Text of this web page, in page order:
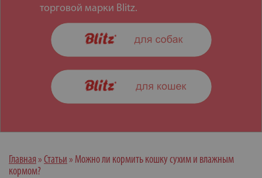
торговой марки Blitz.
Главная » Статьи » Можно ли кормить кошку сухим и влажным
кормом?